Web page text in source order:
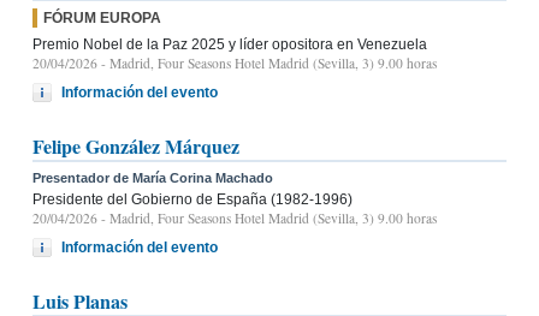
FÓRUM EUROPA
Premio Nobel de la Paz 2025 y líder opositora en Venezuela
20/04/2026 - Madrid, Four Seasons Hotel Madrid (Sevilla, 3) 9.00 horas
Información del evento
Felipe González Márquez
Presentador de María Corina Machado
Presidente del Gobierno de España (1982-1996)
20/04/2026 - Madrid, Four Seasons Hotel Madrid (Sevilla, 3) 9.00 horas
Información del evento
Luis Planas